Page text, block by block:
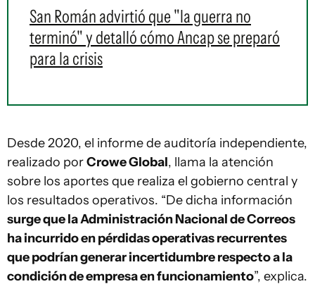
San Román advirtió que "la guerra no
terminó" y detalló cómo Ancap se preparó
para la crisis
Desde 2020, el informe de auditoría independiente,
realizado porCrowe Global, llama la atención
sobre los aportes que realiza el gobierno central y
los resultados operativos. “De dicha información
surge que la Administración Nacional de Correos
ha incurrido en pérdidas operativas recurrentes
que podrían generar incertidumbre respecto a la
condición de empresa en funcionamiento”, explica.